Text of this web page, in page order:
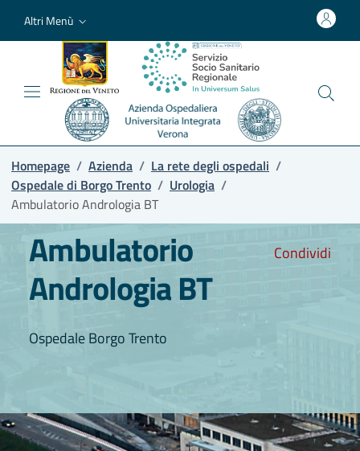
Altri Menù
Homepage / Azienda / La rete degli ospedali /
Ospedale di Borgo Trento / Urologia /
Ambulatorio Andrologia BT
Condividi
Ambulatorio
Andrologia BT
Ospedale Borgo Trento